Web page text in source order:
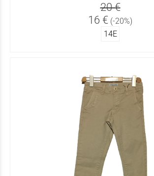
20 €
16 € (-20%)
14Ε